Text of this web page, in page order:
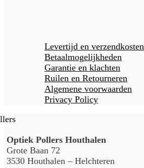
Levertijd en verzendkosten
Betaalmogelijkheden
Garantie en klachten
Ruilen en Retourneren
Algemene voorwaarden
Privacy Policy
Optiek Pollers Houthalen
Grote Baan 72
3530 Houthalen – Helchteren